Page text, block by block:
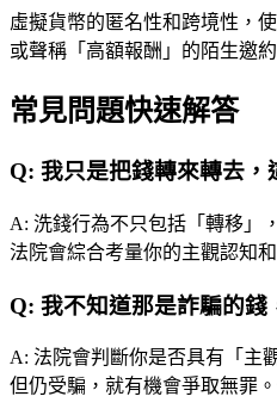
虛擬貨幣的匿名性和跨境性，
或聲稱「高額報酬」的陌生邀
常見問題快速解答
Q: 我只是把錢轉來轉去，
A: 洗錢行為不只包括「轉移」
法院會綜合考量你的主觀認知
Q: 我不知道那是詐騙的錢
A: 法院會判斷你是否具有「主
但仍受騙，就有機會爭取無罪